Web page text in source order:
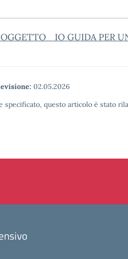
IO GUIDA PER
02.05.2026
specificato, questo articolo è stato